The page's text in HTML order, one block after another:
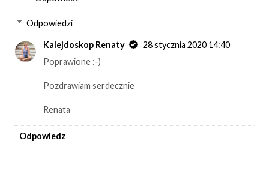
Odpowiedzi
Kalejdoskop Renaty
28 stycznia 2020 14:40
Poprawione :-)
Pozdrawiam serdecznie
Renata
Odpowiedz